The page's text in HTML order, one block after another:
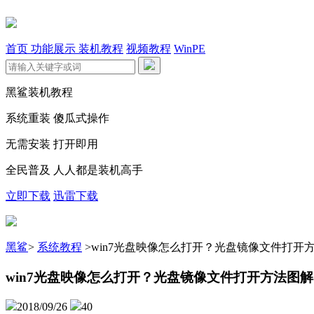
首页 功能展示 装机教程 视频教程 WinPE
黑鲨装机教程
系统重装 傻瓜式操作
无需安装 打开即用
全民普及 人人都是装机高手
立即下载 迅雷下载
黑鲨> 系统教程 >win7光盘映像怎么打开？光盘镜像文件打开
win7光盘映像怎么打开？光盘镜像文件打开方法图解
2018/09/26 40